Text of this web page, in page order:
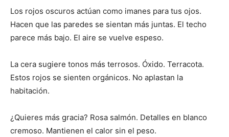
Los rojos oscuros actúan como imanes para tus ojos.
Hacen que las paredes se sientan más juntas. El techo
parece más bajo. El aire se vuelve espeso.
La cera sugiere tonos más terrosos. Óxido. Terracota.
Estos rojos se sienten orgánicos. No aplastan la
habitación.
¿Quieres más gracia? Rosa salmón. Detalles en blanco
cremoso. Mantienen el calor sin el peso.